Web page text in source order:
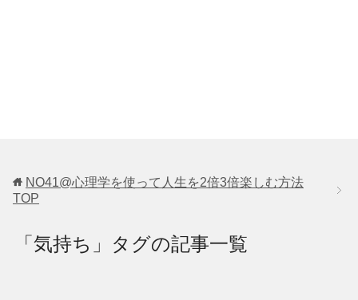
NO41@心理学を使って人生を2倍3倍楽しむ方法
TOP
「気持ち」タグの記事一覧